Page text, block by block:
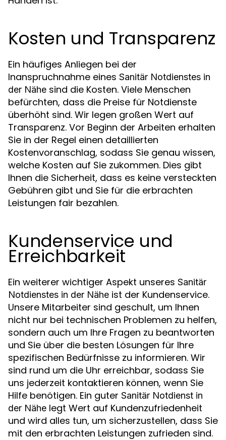
Kosten und Transparenz
Ein häufiges Anliegen bei der
Inanspruchnahme eines Sanitär Notdienstes in
der Nähe sind die Kosten. Viele Menschen
befürchten, dass die Preise für Notdienste
überhöht sind. Wir legen großen Wert auf
Transparenz. Vor Beginn der Arbeiten erhalten
Sie in der Regel einen detaillierten
Kostenvoranschlag, sodass Sie genau wissen,
welche Kosten auf Sie zukommen. Dies gibt
Ihnen die Sicherheit, dass es keine versteckten
Gebühren gibt und Sie für die erbrachten
Leistungen fair bezahlen.
Kundenservice und
Erreichbarkeit
Ein weiterer wichtiger Aspekt unseres Sanitär
Notdienstes in der Nähe ist der Kundenservice.
Unsere Mitarbeiter sind geschult, um Ihnen
nicht nur bei technischen Problemen zu helfen,
sondern auch um Ihre Fragen zu beantworten
und Sie über die besten Lösungen für Ihre
spezifischen Bedürfnisse zu informieren. Wir
sind rund um die Uhr erreichbar, sodass Sie
uns jederzeit kontaktieren können, wenn Sie
Hilfe benötigen. Ein guter Sanitär Notdienst in
der Nähe legt Wert auf Kundenzufriedenheit
und wird alles tun, um sicherzustellen, dass Sie
mit den erbrachten Leistungen zufrieden sind.